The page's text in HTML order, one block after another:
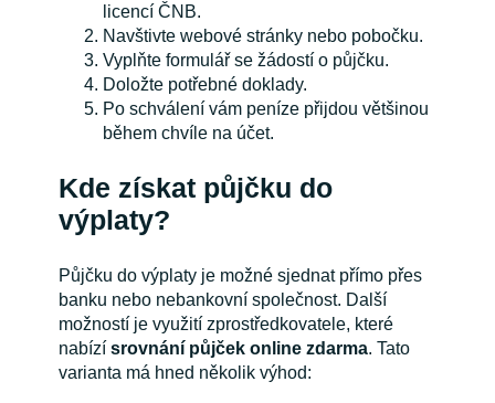
licencí ČNB.
Navštivte webové stránky nebo pobočku.
Vyplňte formulář se žádostí o půjčku.
Doložte potřebné doklady.
Po schválení vám peníze přijdou většinou
během chvíle na účet.
Kde získat půjčku do
výplaty?
Půjčku do výplaty je možné sjednat přímo přes
banku nebo nebankovní společnost. Další
možností je využití zprostředkovatele, které
nabízí srovnání půjček online zdarma. Tato
varianta má hned několik výhod: